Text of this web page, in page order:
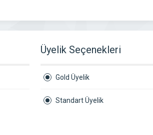
Üyelik Seçenekleri
Gold Üyelik
Standart Üyelik